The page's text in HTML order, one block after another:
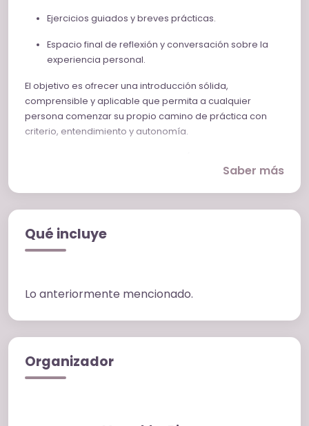
Ejercicios guiados y breves prácticas.
Espacio final de reflexión y conversación sobre la
experiencia personal.
El objetivo es ofrecer una introducción sólida,
comprensible y aplicable que permita a cualquier
persona comenzar su propio camino de práctica con
criterio, entendimiento y autonomía.
racional, sencillo y vivencial.
Saber más
Qué incluye
Lo anteriormente mencionado.
Organizador